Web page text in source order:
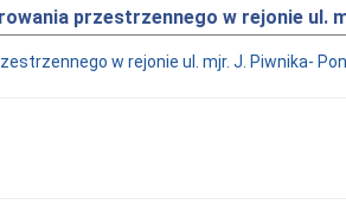
przestrzennego w rejonie ul.
w rejonie ul. mjr. J. Piwnika-